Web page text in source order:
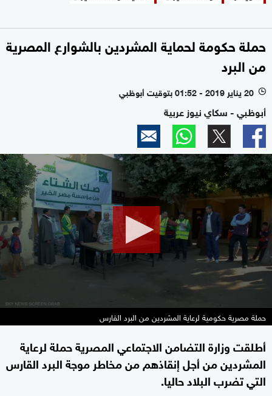
حملة حكومة لحماية المشردين بالشوارع المصرية
من البرد
l 20 يناير 2019 - 01:52 بتوقيت أبوظبي
أبوظبي - سكاي نيوز عربية
0
seconds
of
0
seconds
حملة مصرية حكومية لرعاية المشردين من البرد القارس
أطلقت وزارة التضامن الاجتماعي المصرية حملة لرعاية
المشردين من أجل إنقاذهم من مخاطر موجة البرد القارس
التي تضرب البلاد حاليا.